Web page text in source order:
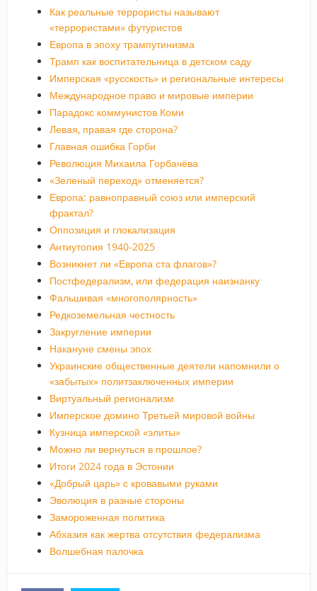
Как реальные террористы называют
«террористами» футуристов
Европа в эпоху трампутинизма
Трамп как воспитательница в детском саду
Имперская «русскость» и региональные интересы
Международное право и мировые империи
Парадокс коммунистов Коми
Левая, правая где сторона?
Главная ошибка Горби
Революция Михаила Горбачёва
«Зеленый переход» отменяется?
Европа: равноправный союз или имперский
фрактал?
Оппозиция и глокализация
Антиутопия 1940-2025
Возникнет ли «Европа ста флагов»?
Постфедерализм, или федерация наизнанку
Фальшивая «многополярность»
Редкоземельная честность
Закругление империи
Накануне смены эпох
Украинские общественные деятели напомнили о
«забытых» политзаключенных империи
Виртуальный регионализм
Имперское домино Третьей мировой войны
Кузница имперской «элиты»
Можно ли вернуться в прошлое?
Итоги 2024 года в Эстонии
«Добрый царь» с кровавыми руками
Эволюция в разные стороны
Замороженная политика
Абхазия как жертва отсутствия федерализма
Волшебная палочка